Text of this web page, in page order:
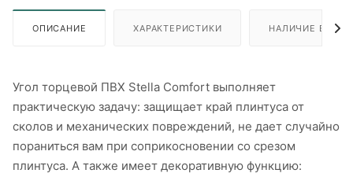
ОПИСАНИЕ ХАРАКТЕРИСТИКИ НАЛИЧИЕ В
Угол торцевой ПВХ Stella Comfort выполняет
практическую задачу: защищает край плинтуса от
сколов и механических повреждений, не дает случайно
пораниться вам при соприкосновении со срезом
плинтуса. А также имеет декоративную функцию: